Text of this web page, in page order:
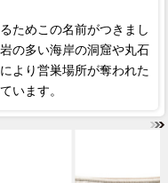
ためこの名前がつきまし
の多い海岸の洞窟や丸石
より営巣場所が奪われた
います。